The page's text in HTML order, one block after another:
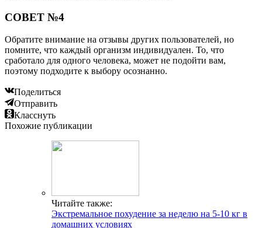
СОВЕТ №4
Обратите внимание на отзывы других пользователей, но
помните, что каждый организм индивидуален. То, что
сработало для одного человека, может не подойти вам,
поэтому подходите к выбору осознанно.
Поделиться
Отправить
Класснуть
Похожие публикации
Читайте также:
Экстремальное похудение за неделю на 5-10 кг в
домашних условиях